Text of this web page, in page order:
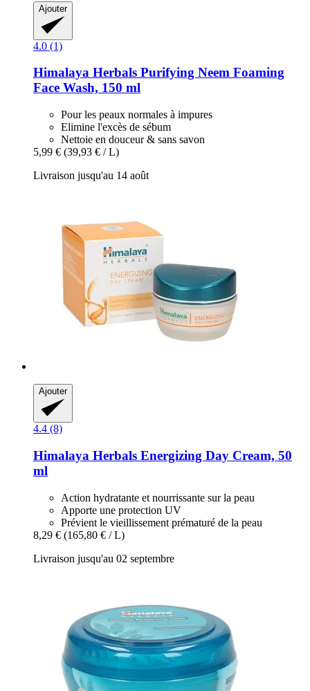
Ajouter
4.0 (1)
Himalaya Herbals Purifying Neem Foaming
Face Wash, 150 ml
Pour les peaux normales à impures
Elimine l'excès de sébum
Nettoie en douceur & sans savon
5,99 € (39,93 € / L)
Livraison jusqu'au 14 août
Ajouter
4.4 (8)
Himalaya Herbals Energizing Day Cream, 50
ml
Action hydratante et nourrissante sur la peau
Apporte une protection UV
Prévient le vieillissement prématuré de la peau
8,29 € (165,80 € / L)
Livraison jusqu'au 02 septembre